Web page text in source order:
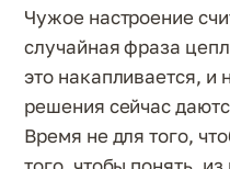
Чужое настроение
случайная фраза
это накапливается, и
решения сейчас
Время не для того,